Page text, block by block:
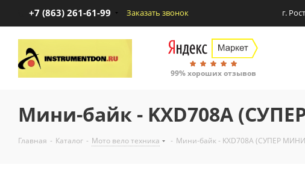
+7 (863) 261-61-99 Заказать звонок г.
99% хороших отзывов
Мини-байк - KXD708А
Главная - Каталог - Мото вело техника - Мини-байк - KXD708А (СУПЕР